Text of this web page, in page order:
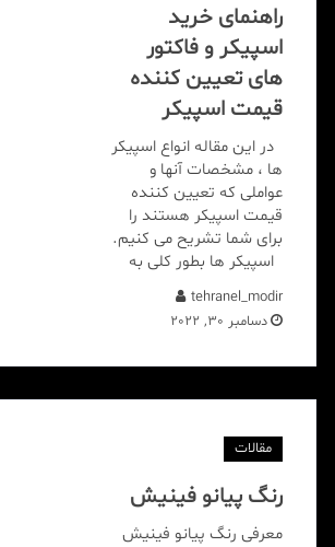
راهنمای خرید
اسپیکر و فاکتور
های تعیین کننده
قیمت اسپیکر
در این مقاله انواع اسپیکر
ها ، مشخصات آنها و
عواملی که تعیین کننده
قیمت اسپیکر هستند را
برای شما تشریح می کنیم.
اسپیکر ها بطور کلی به
tehranel_modir
دسامبر 30, 2022
مقالات
رنگ پیانو فینیش
معرفی رنگ پیانو فینیش